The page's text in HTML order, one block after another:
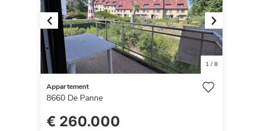
Previous Next
1/ 8
Appartement
8660 De Panne
€ 260.000